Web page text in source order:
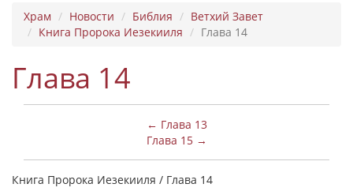
Храм Новости Библия
Ветхий Завет
Книга Пророка Иезекииля
Глава 14
Глава 14
← Глава 13
Глава 15 →
Книга Пророка Иезекииля / Глава 14